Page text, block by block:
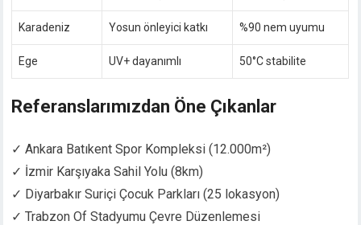
Karadeniz Yosun önleyici katkı %90 nem uyumu
Ege UV+ dayanımlı 50°C stabilite
Referanslarımızdan Öne Çıkanlar
✓ Ankara Batıkent Spor Kompleksi (12.000m²)
✓ İzmir Karşıyaka Sahil Yolu (8km)
✓ Diyarbakır Suriçi Çocuk Parkları (25 lokasyon)
✓ Trabzon Of Stadyumu Çevre Düzenlemesi